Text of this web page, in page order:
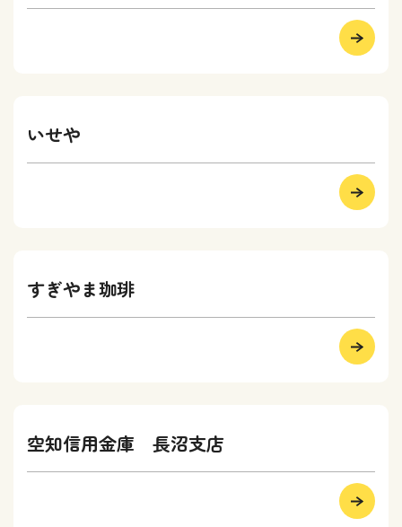
いせや
すぎやま珈琲
空知信用金庫 長沼支店